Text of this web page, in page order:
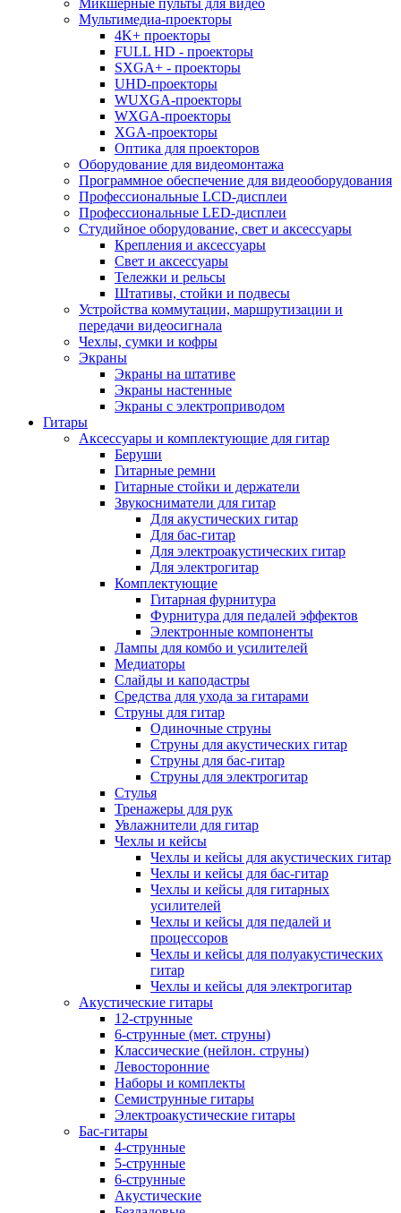
Микшерные пульты для видео
Мультимедиа-проекторы
4K+ проекторы
FULL HD - проекторы
SXGA+ - проекторы
UHD-проекторы
WUXGA-проекторы
WXGA-проекторы
XGA-проекторы
Оптика для проекторов
Оборудование для видеомонтажа
Программное обеспечение для видеооборудования
Профессиональные LCD-дисплеи
Профессиональные LED-дисплеи
Студийное оборудование, свет и аксессуары
Крепления и аксессуары
Свет и аксессуары
Тележки и рельсы
Штативы, стойки и подвесы
Устройства коммутации, маршрутизации и
передачи видеосигнала
Чехлы, сумки и кофры
Экраны
Экраны на штативе
Экраны настенные
Экраны с электроприводом
Гитары
Аксессуары и комплектующие для гитар
Беруши
Гитарные ремни
Гитарные стойки и держатели
Звукосниматели для гитар
Для акустических гитар
Для бас-гитар
Для электроакустических гитар
Для электрогитар
Комплектующие
Гитарная фурнитура
Фурнитура для педалей эффектов
Электронные компоненты
Лампы для комбо и усилителей
Медиаторы
Слайды и каподастры
Средства для ухода за гитарами
Струны для гитар
Одиночные струны
Струны для акустических гитар
Струны для бас-гитар
Струны для электрогитар
Стулья
Тренажеры для рук
Увлажнители для гитар
Чехлы и кейсы
Чехлы и кейсы для акустических гитар
Чехлы и кейсы для бас-гитар
Чехлы и кейсы для гитарных
усилителей
Чехлы и кейсы для педалей и
процессоров
Чехлы и кейсы для полуакустических
гитар
Чехлы и кейсы для электрогитар
Акустические гитары
12-струнные
6-струнные (мет. струны)
Классические (нейлон. струны)
Левосторонние
Наборы и комплекты
Семиструнные гитары
Электроакустические гитары
Бас-гитары
4-струнные
5-струнные
6-струнные
Акустические